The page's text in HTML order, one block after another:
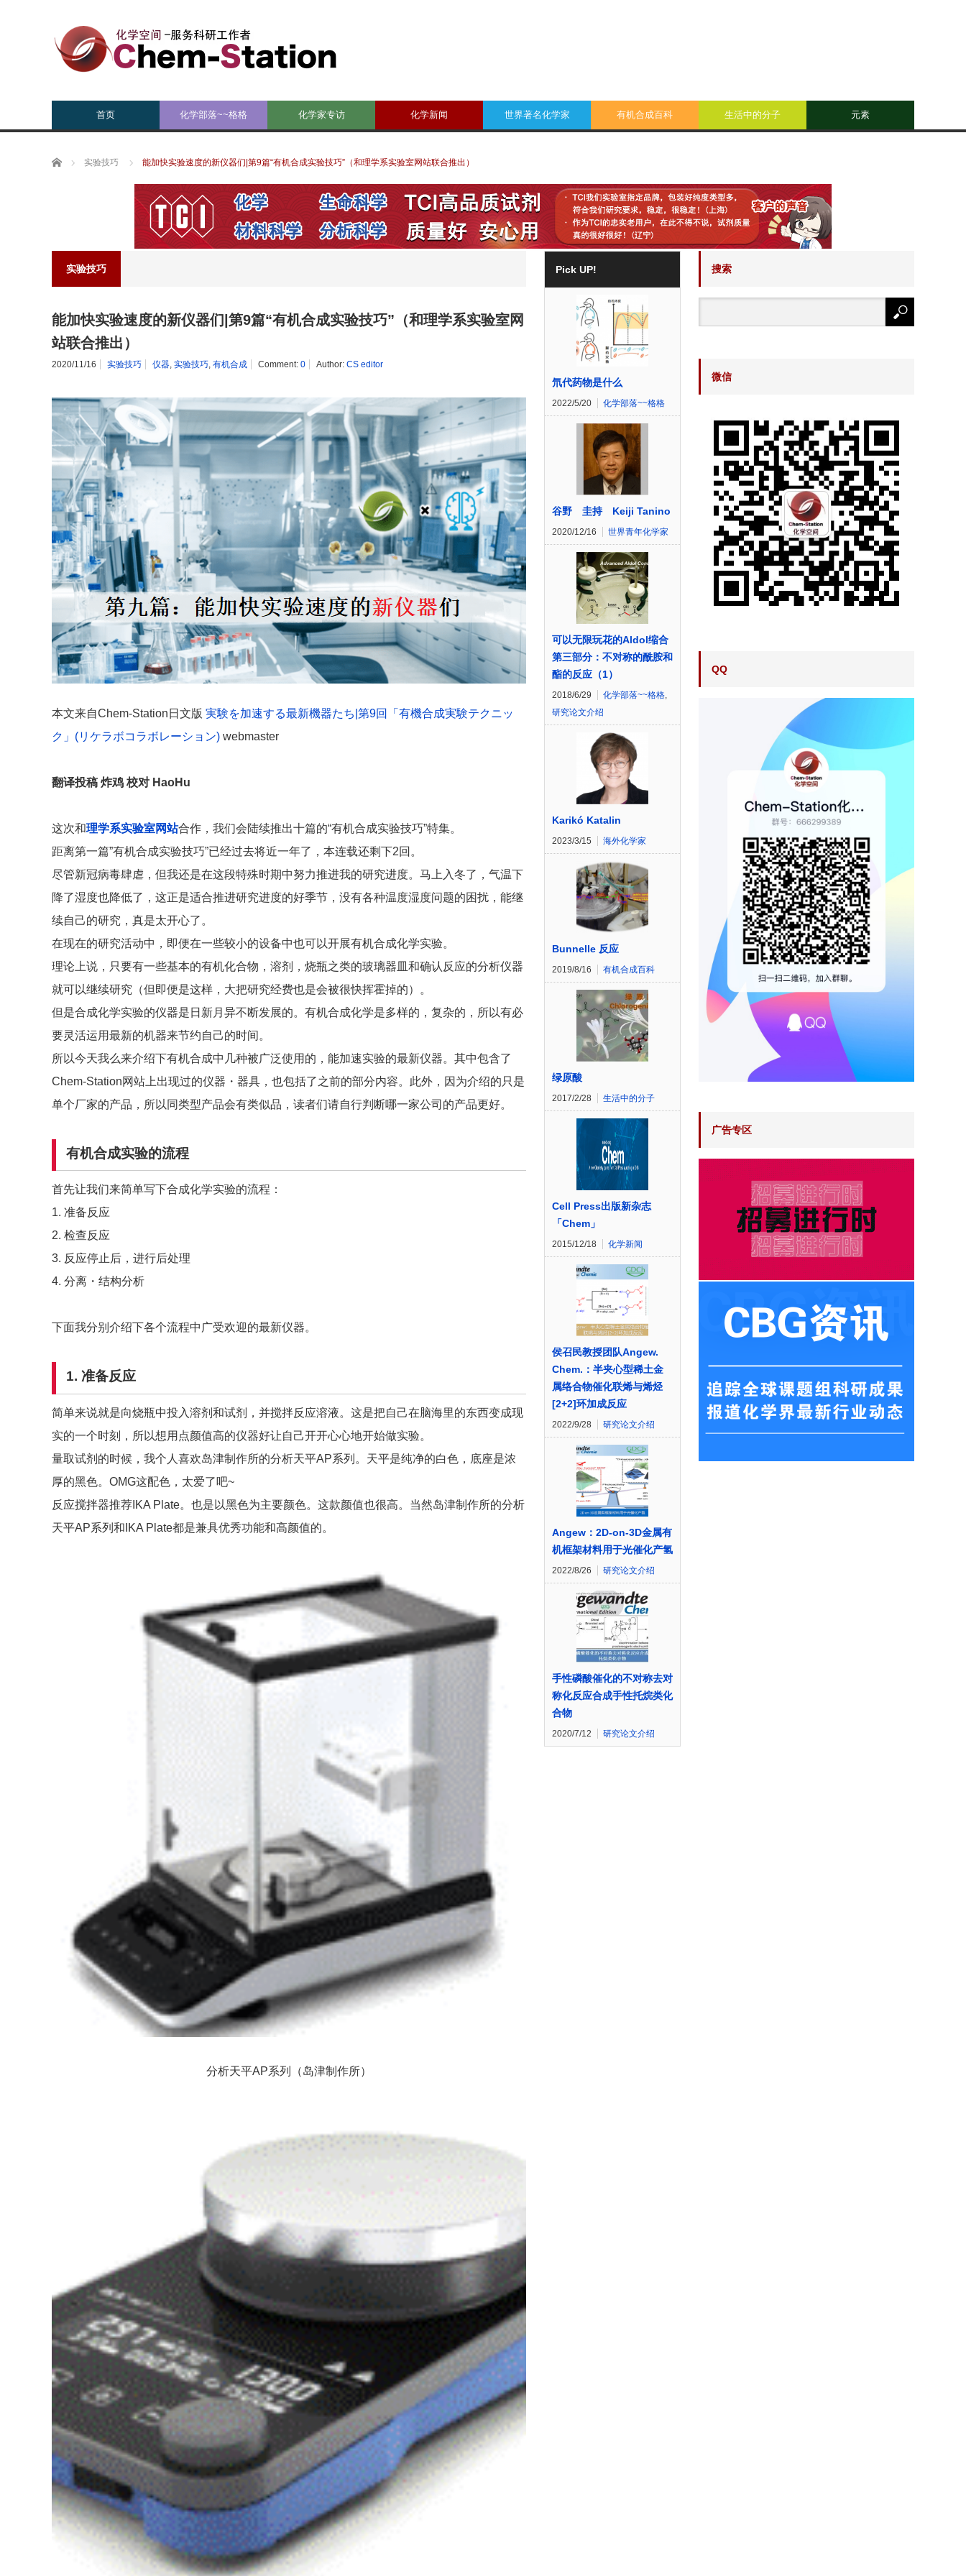
首页 化学部落~~格格 化学家专访 化学新闻 世界著名化学家 有机合成百科 生活中的分子 元素
Home 实验技巧 能加快实验速度的新仪器们|第9篇“有机合成实验技巧”（和理学系实验室网站联合推出）
实验技巧
能加快实验速度的新仪器们|第9篇“有机合成实验技巧”（和理学系实验室网
站联合推出）
2020/11/16 实验技巧 仪器, 实验技巧, 有机合成 Comment: 0 Author: CS editor
本文来自Chem-Station日文版 実験を加速する最新機器たち|第9回「有機合成実験テクニッ
ク」(リケラボコラボレーション) webmaster
翻译投稿 炸鸡 校对 HaoHu
这次和理学系实验室网站合作，我们会陆续推出十篇的“有机合成实验技巧”特集。
距离第一篇”有机合成实验技巧”已经过去将近一年了，本连载还剩下2回。
尽管新冠病毒肆虐，但我还是在这段特殊时期中努力推进我的研究进度。马上入冬了，气温下
降了湿度也降低了，这正是适合推进研究进度的好季节，没有各种温度湿度问题的困扰，能继
续自己的研究，真是太开心了。
在现在的研究活动中，即便在一些较小的设备中也可以开展有机合成化学实验。
理论上说，只要有一些基本的有机化合物，溶剂，烧瓶之类的玻璃器皿和确认反应的分析仪器
就可以继续研究（但即便是这样，大把研究经费也是会被很快挥霍掉的）。
但是合成化学实验的仪器是日新月异不断发展的。有机合成化学是多样的，复杂的，所以有必
要灵活运用最新的机器来节约自己的时间。
所以今天我么来介绍下有机合成中几种被广泛使用的，能加速实验的最新仪器。其中包含了
Chem-Station网站上出现过的仪器・器具，也包括了之前的部分内容。此外，因为介绍的只是
单个厂家的产品，所以同类型产品会有类似品，读者们请自行判断哪一家公司的产品更好。
有机合成实验的流程
首先让我们来简单写下合成化学实验的流程：
1. 准备反应
2. 检查反应
3. 反应停止后，进行后处理
4. 分离・结构分析
下面我分别介绍下各个流程中广受欢迎的最新仪器。
1. 准备反应
简单来说就是向烧瓶中投入溶剂和试剂，并搅拌反应溶液。这是把自己在脑海里的东西变成现
实的一个时刻，所以想用点颜值高的仪器好让自己开开心心地开始做实验。
量取试剂的时候，我个人喜欢岛津制作所的分析天平AP系列。天平是纯净的白色，底座是浓
厚的黑色。OMG这配色，太爱了吧~
反应搅拌器推荐IKA Plate。也是以黑色为主要颜色。这款颜值也很高。当然岛津制作所的分析
天平AP系列和IKA Plate都是兼具优秀功能和高颜值的。
分析天平AP系列（岛津制作所）
Pick UP!
氘代药物是什么
2022/5/20 化学部落~~格格
谷野 圭持 Keiji Tanino
2020/12/16 世界青年化学家
可以无限玩花的Aldol缩合
第三部分：不对称的酰胺和
酯的反应（1）
2018/6/29 化学部落~~格格,
研究论文介绍
Karikó Katalin
2023/3/15 海外化学家
Bunnelle 反应
2019/8/16 有机合成百科
绿原酸
2017/2/28 生活中的分子
Cell Press出版新杂志
「Chem」
2015/12/18 化学新闻
侯召民教授团队Angew.
Chem.：半夹心型稀土金
属络合物催化联烯与烯烃
[2+2]环加成反应
2022/9/28 研究论文介绍
Angew：2D-on-3D金属有
机框架材料用于光催化产氢
2022/8/26 研究论文介绍
手性磷酸催化的不对称去对
称化反应合成手性托烷类化
合物
2020/7/12 研究论文介绍
搜索
微信
QQ
广告专区